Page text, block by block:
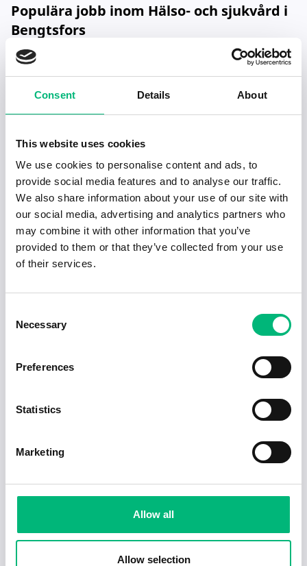
Consent Details About
This website uses cookies
We use cookies to personalise content and ads, to
provide social media features and to analyse our traffic.
We also share information about your use of our site with
our social media, advertising and analytics partners who
may combine it with other information that you’ve
provided to them or that they’ve collected from your use
of their services.
Selection
Necessary
Preferences
Statistics
Marketing
Allow all
Allow selection
Populära jobb inom Hälso- och sjukvård i
Bengtsfors
Fysioterapeut Kommunal Primärvård
Senaste publiceringarna i Jobbnytt
2025-02-20 5 min